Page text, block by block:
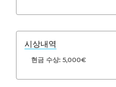
시상내역
현금 수상: 5,000€